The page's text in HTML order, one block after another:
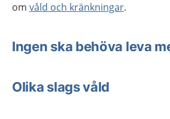
om våld och kränkningar.
Ingen ska behöva leva
Olika slags våld